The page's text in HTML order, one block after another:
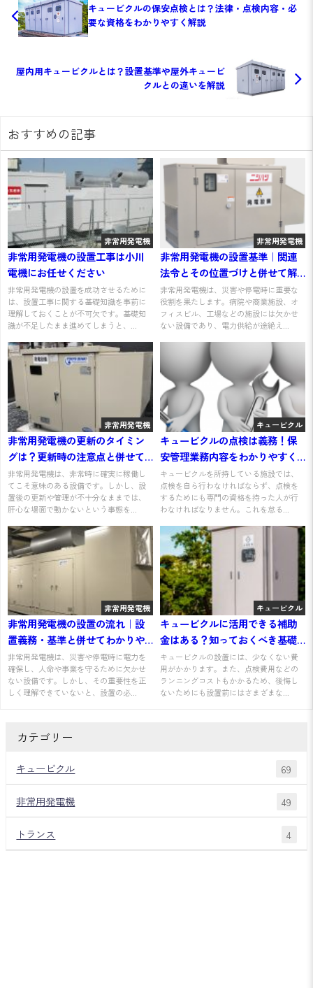
キュービクルの保安点検とは？法律・点検内容・必
要な資格をわかりやすく解説
屋内用キュービクルとは？設置基準や屋外キュービ
クルとの違いを解説
おすすめの記事
非常用発電機
非常用発電機の設置工事は小川
電機にお任せください
非常用発電機の設置を成功させるために
は、設置工事に関する基礎知識を事前に
理解しておくことが不可欠です。基礎知
識が不足したまま進めてしまうと、...
非常用発電機
非常用発電機の設置基準｜関連
法令とその位置づけと併せて解
説
非常用発電機は、災害や停電時に重要な
役割を果たします。病院や商業施設、オ
フィスビル、工場などの施設には欠かせ
ない設備であり、電力供給が途絶え...
非常用発電機
非常用発電機の更新のタイミン
グは？更新時の注意点と併せて
わかりやすく解説
非常用発電機は、非常時に確実に稼働し
てこそ意味のある設備です。しかし、設
置後の更新や管理が不十分なままでは、
肝心な場面で動かないという事態を...
キュービクル
キュービクルの点検は義務！保
安管理業務内容をわかりやすく
解説
キュービクルを所持している施設では、
点検を自ら行わなければならず、点検を
するためにも専門の資格を持った人が行
わなければなりません。これを怠る...
非常用発電機
非常用発電機の設置の流れ｜設
置義務・基準と併せてわかりや
すく解説
非常用発電機は、災害や停電時に電力を
確保し、人命や事業を守るために欠かせ
ない設備です。しかし、その重要性を正
しく理解できていないと、設置の必...
キュービクル
キュービクルに活用できる補助
金はある？知っておくべき基礎
知識を解説
キュービクルの設置には、少なくない費
用がかかります。また、点検費用などの
ランニングコストもかかるため、後悔し
ないためにも設置前にはさまざまな...
カテゴリー
キュービクル 69
非常用発電機 49
トランス 4